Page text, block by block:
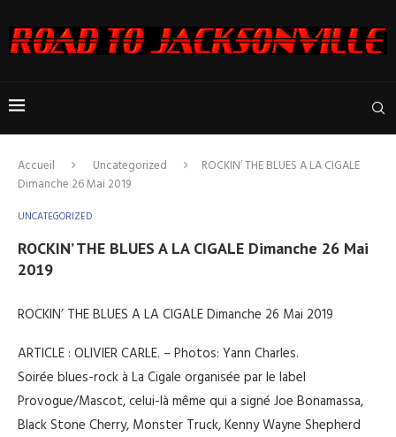
Accueil Uncategorized
ROCKIN’ THE BLUES A LA CIGALE
Dimanche 26 Mai 2019
UNCATEGORIZED
ROCKIN’ THE BLUES A LA CIGALE Dimanche 26 Mai
2019
ROCKIN’ THE BLUES A LA CIGALE Dimanche 26 Mai 2019
ARTICLE : OLIVIER CARLE. – Photos: Yann Charles.
Soirée blues-rock à La Cigale organisée par le label
Provogue/Mascot, celui-là même qui a signé Joe Bonamassa,
Black Stone Cherry, Monster Truck, Kenny Wayne Shepherd